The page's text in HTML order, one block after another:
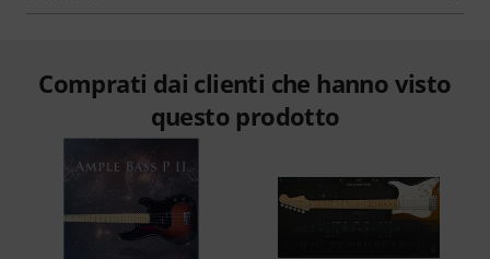
Comprati dai clienti che hanno visto
questo prodotto